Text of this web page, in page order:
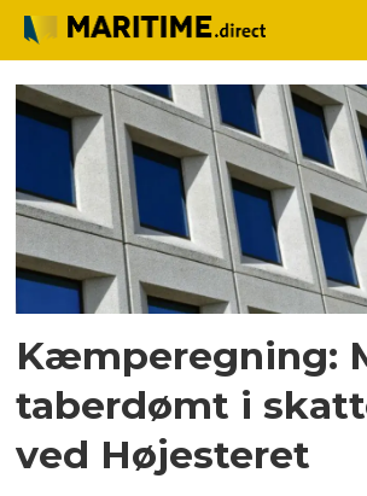
Tag:
indtægter
Kæmperegning:
taberdømt i
ved Højesteret